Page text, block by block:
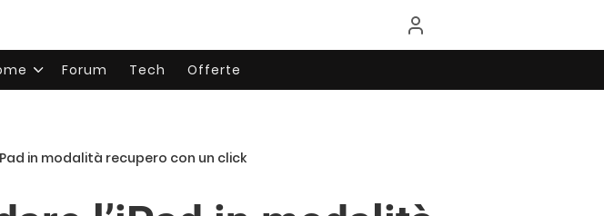
Forum Tech Offerte
in modalità recupero con un click